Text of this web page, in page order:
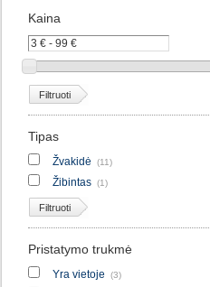
Kaina
Filtruoti
Tipas
Žvakidė (11)
Žibintas (1)
Filtruoti
Pristatymo trukmė
Yra vietoje (3)